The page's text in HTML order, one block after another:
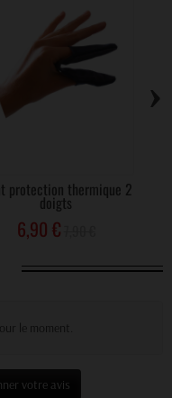
protection thermique 2
doigts
6,90 €
›
le moment.
votre avis